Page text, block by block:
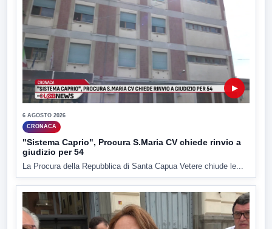
▶
6 AGOSTO 2026
CRONACA
"Sistema Caprio", Procura S.Maria CV chiede rinvio a
giudizio per 54
La Procura della Repubblica di Santa Capua Vetere chiude le...